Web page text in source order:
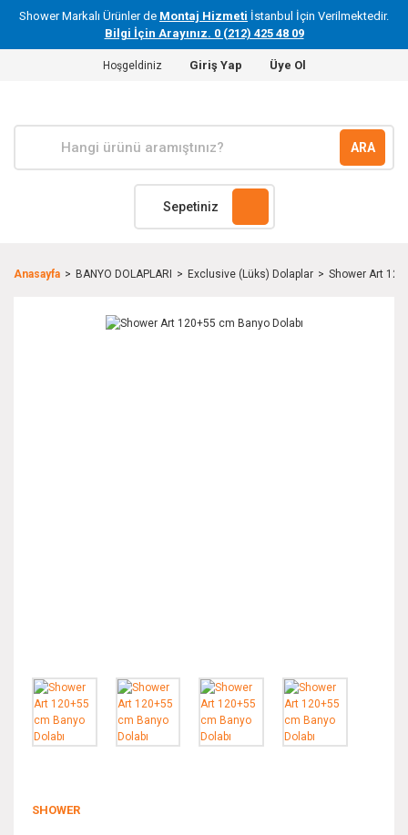
Shower Markalı Ürünler de Montaj Hizmeti İstanbul İçin Verilmektedir.
Bilgi İçin Arayınız. 0 (212) 425 48 09
Hoşgeldiniz Giriş Yap Üye Ol
ARA
Sepetiniz
Anasayfa BANYO DOLAPLARI Exclusive (Lüks) Dolaplar Shower Art
SHOWER